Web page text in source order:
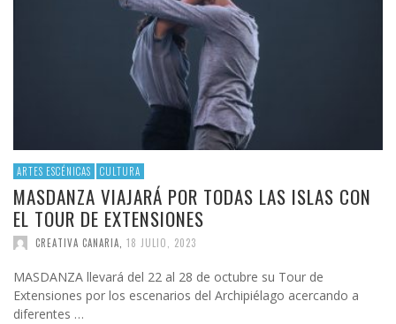
ARTES ESCÉNICAS CULTURA
MASDANZA VIAJARÁ POR TODAS LAS ISLAS CON
EL TOUR DE EXTENSIONES
CREATIVA CANARIA 18 JULIO, 2023
MASDANZA llevará del 22 al 28 de octubre su Tour de
Extensiones por los escenarios del Archipiélago acercando a
diferentes …